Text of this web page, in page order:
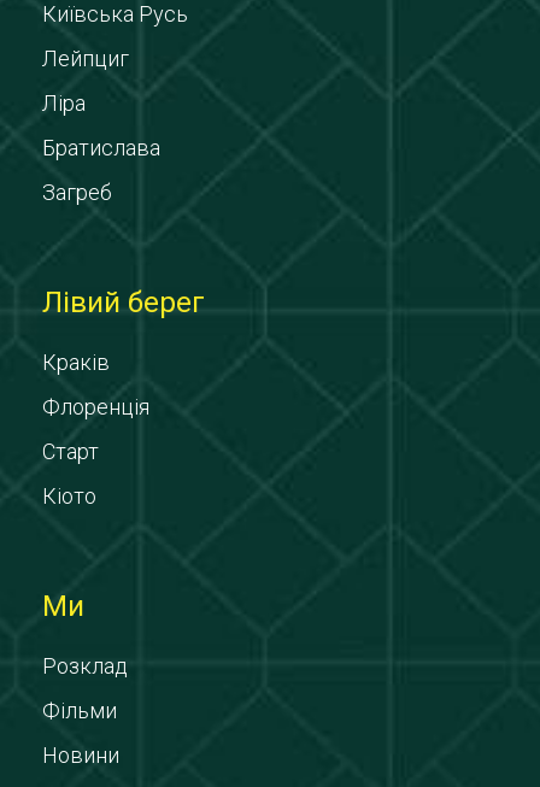
Київська Русь
Лейпциг
Ліра
Братислава
Загреб
Лівий берег
Краків
Флоренція
Старт
Кіото
Ми
Розклад
Фільми
Новини